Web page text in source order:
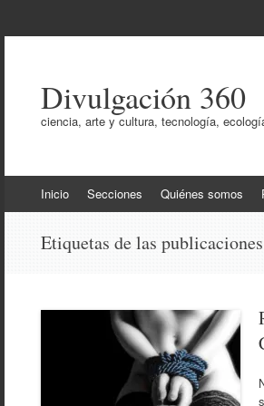
Divulgación 360
ciencia, arte y cultura, tecnología,
al
Inicio Secciones Quiénes somos
Etiquetas de las